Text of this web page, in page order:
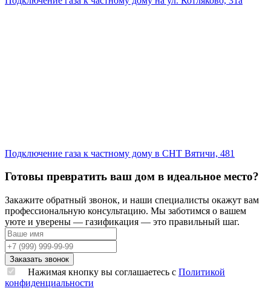
Подключение газа к частному дому в СНТ Вятичи, 481
Готовы превратить ваш дом в идеальное место?
Закажите обратный звонок, и наши специалисты окажут вам
профессиональную консультацию. Мы заботимся о вашем
уюте и уверены — газификация — это правильный шаг.
Нажимая кнопку вы соглашаетесь с Политикой
конфиденциальности